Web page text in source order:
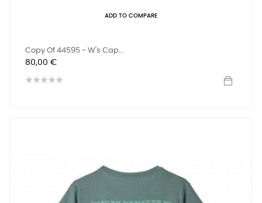
ADD TO COMPARE
Copy Of 44595 - W's Cap...
Preis
80,00 €